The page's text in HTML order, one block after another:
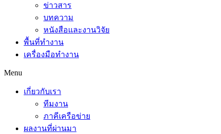
ข่าวสาร
บทความ
หนังสือและงานวิจัย
พื้นที่ทำงาน
เครื่องมือทำงาน
Menu
เกี่ยวกับเรา
ทีมงาน
ภาคีเครือข่าย
ผลงานที่ผ่านมา